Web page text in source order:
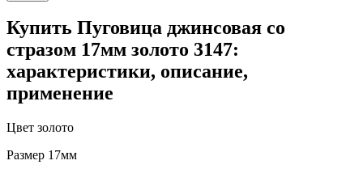
Купить Пуговица джинсовая со
стразом 17мм золото 3147:
характеристики, описание,
применение
Цвет золото
Размер 17мм